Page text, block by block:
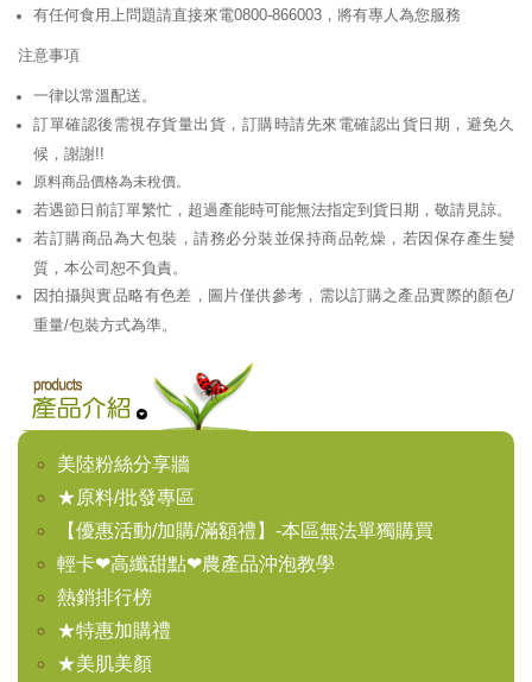
有任何食用上問題請直接來電0800-866003，將有專人為您服務
注意事項
一律以常溫配送。
訂單確認後需視存貨量出貨，訂購時請先來電確認出貨日期，避免久
候，謝謝!!
原料商品價格為未稅價。
若遇節日前訂單繁忙，超過產能時可能無法指定到貨日期，敬請見諒。
若訂購商品為大包裝，請務必分裝並保持商品乾燥，若因保存產生變
質，本公司恕不負責。
因拍攝與實品略有色差，圖片僅供參考，需以訂購之產品實際的顏色/
重量/包裝方式為準。
美陸粉絲分享牆
★原料/批發專區
【優惠活動/加購/滿額禮】-本區無法單獨購買
輕卡❤高纖甜點❤農產品沖泡教學
熱銷排行榜
★特惠加購禮
★美肌美顏